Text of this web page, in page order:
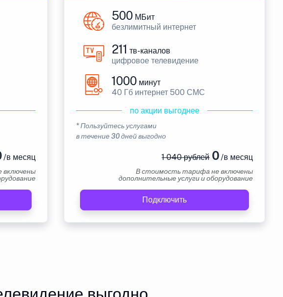
/в месяц
включены
500 МБит
безлимитный интернет
211 тв-каналов
цифровое телевидение
1000 минут
40 Гб интернет 500 СМС
по акции выгоднее
* Пользуйтесь услугами
в течение 30 дней выгодно
1 040 рублей0/в месяц
В стоимость тарифа не включены
дополнительные услуги и оборудование
Подключить